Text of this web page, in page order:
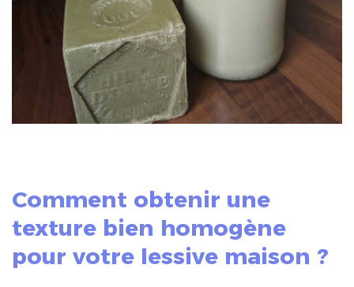
Comment obtenir une
texture bien homogène
pour votre lessive maison ?